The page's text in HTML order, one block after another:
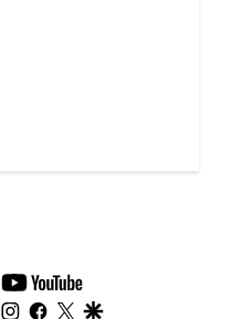
youtube-
footer
instagram
facebook
twitter